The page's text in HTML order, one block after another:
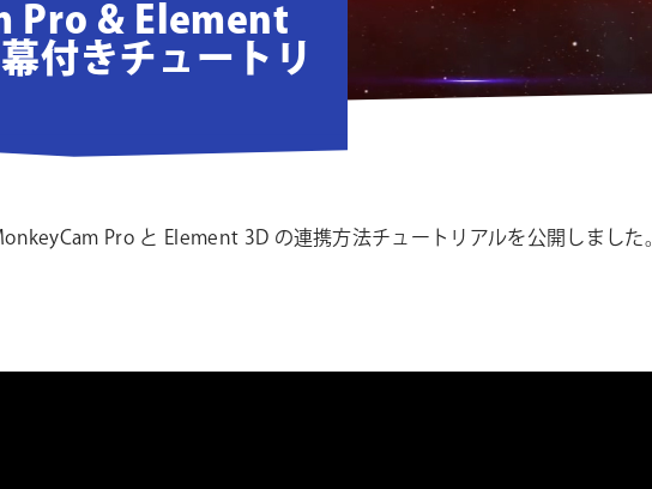
Pro & Element
付きチュートリ
Pro と Element 3D の連携方法チュートリアルを公開しました。